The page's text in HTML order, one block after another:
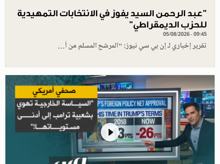
"عبد الرحمن السيد يفوز في الانتخابات التمهيدية
للحزب الديمقراطي"
05/08/2026 - 09:45
تقرير إخباري لـ إن بي سي نيوز: "المرشح المسلم من أ…